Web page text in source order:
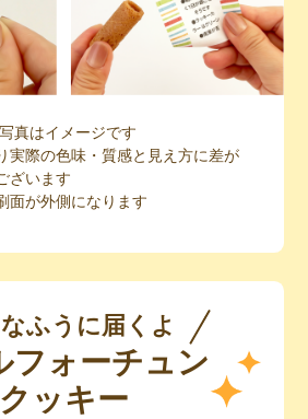
真はイメージです
実際の色味・質感と見え方に差が
ざいます
面が外側になります
ふうに届くよ
フォーチュン
クッキー